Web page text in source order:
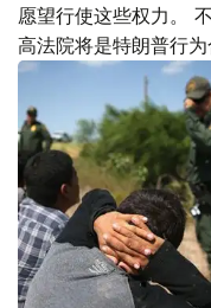
愿望行使这些权力。
高法院将是特朗普行为